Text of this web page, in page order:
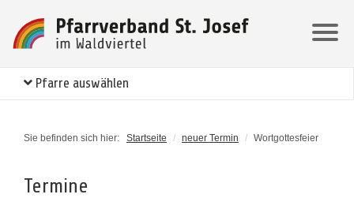
Pfarre auswählen
Sie befinden sich hier: Startseite / neuer Termin / Wortgottesfeier
Termine